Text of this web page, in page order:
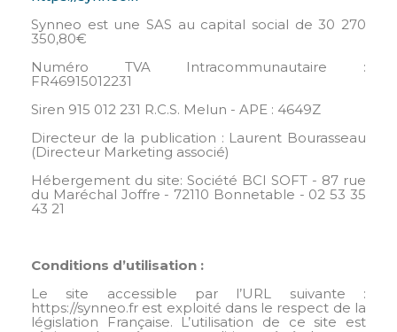
Synneo est une SAS au capital social de 30 270
350,80€
Numéro TVA Intracommunautaire :
FR46915012231
Siren 915 012 231 R.C.S. Melun - APE : 4649Z
Directeur de la publication : Laurent Bourasseau
(Directeur Marketing associé)
Hébergement du site: Société BCI SOFT - 87 rue
du Maréchal Joffre - 72110 Bonnetable - 02 53 35
43 21
Conditions d’utilisation :
Le site accessible par l’URL suivante :
https://synneo.fr est exploité dans le respect de la
législation Française. L’utilisation de ce site est